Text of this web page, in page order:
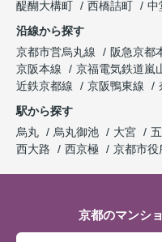
醍醐大構町
西橋詰町
中
沿線から探す
京都市営烏丸線
阪急京都
京阪本線
京福電気鉄道嵐
近鉄京都線
京阪鴨東線
駅から探す
烏丸
烏丸御池 大宮
西大路
西京極 京都市役
京都のマンシ